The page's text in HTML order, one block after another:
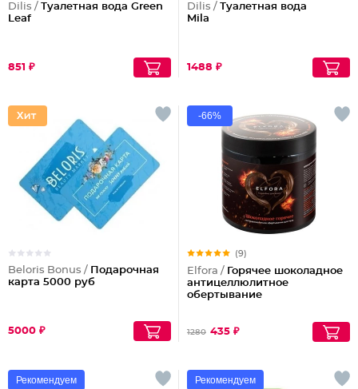
Dilis /
Туалетная вода Green
Leaf
851 ₽
Dilis /
Туалетная вода
Mila
1488 ₽
Beloris Bonus /
Подарочная
карта 5000 руб
5000 ₽
-66%
(9)
Elfora /
Горячее шоколадное
антицеллюлитное
обертывание
1280 435 ₽
Рекомендуем Рекомендуем